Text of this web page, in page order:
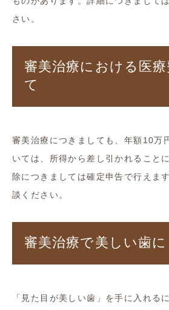
さい。
審美治療における医
て
審美治療につきましても、年額10万
いては、所得から差し引かれること
除につきましては確定申告で行えま
談ください。
審美治療で美しい歯に
「見た目が美しい歯」を手に入れる